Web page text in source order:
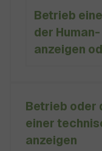
zuständigen
müssen Sie
zuständigen
beantragen.
erhalten Sie
Betrieb
der
anzeigen
Betrieb oder
einer
anzeigen